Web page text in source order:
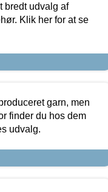
bredt udvalg af
Klik her for at se
garn, men
finder du hos dem
udvalg.